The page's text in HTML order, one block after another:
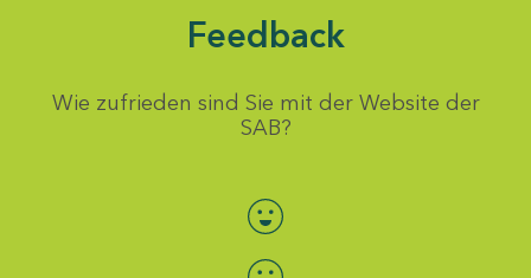
Feedback
Wie zufrieden sind Sie mit der Website der
SAB?
Bewertung auswählen